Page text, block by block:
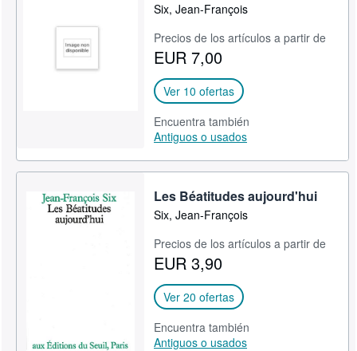
Six, Jean-François
Precios de los artículos a partir de
EUR 7,00
Ver 10 ofertas
Encuentra también
Antiguos o usados
Les Béatitudes aujourd'hui
Six, Jean-François
Precios de los artículos a partir de
EUR 3,90
Ver 20 ofertas
Encuentra también
Antiguos o usados